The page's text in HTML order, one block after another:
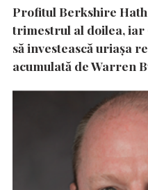
Profitul Berkshire
trimestrul al doilea, iar
să investească uriașa
acumulată de Warren